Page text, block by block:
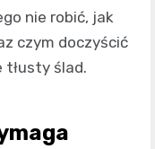
nie robić, jak
czym doczyścić
tłusty ślad.